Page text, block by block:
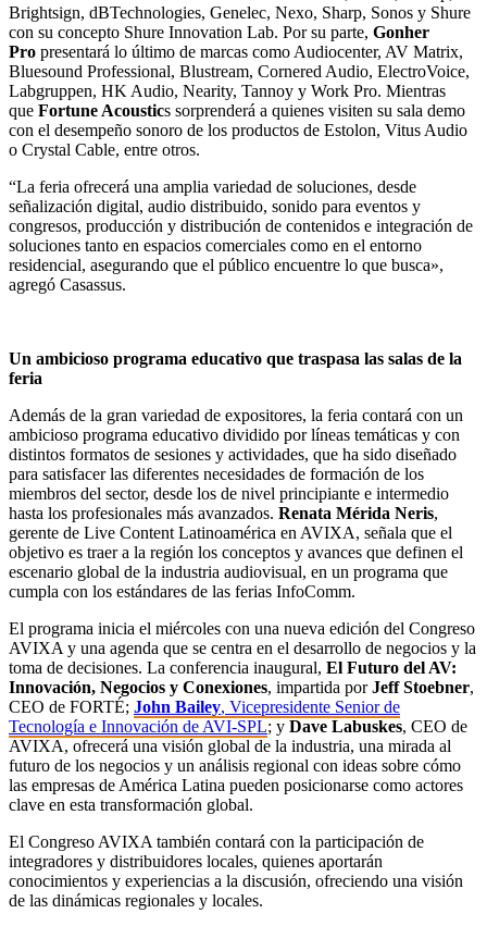
Brightsign, dBTechnologies, Genelec, Nexo, Sharp, Sonos y Shure
con su concepto Shure Innovation Lab. Por su parte, Gonher
Pro presentará lo último de marcas como Audiocenter, AV Matrix,
Bluesound Professional, Blustream, Cornered Audio, ElectroVoice,
Labgruppen, HK Audio, Nearity, Tannoy y Work Pro. Mientras
que Fortune Acoustics sorprenderá a quienes visiten su sala demo
con el desempeño sonoro de los productos de Estolon, Vitus Audio
o Crystal Cable, entre otros.
“La feria ofrecerá una amplia variedad de soluciones, desde
señalización digital, audio distribuido, sonido para eventos y
congresos, producción y distribución de contenidos e integración de
soluciones tanto en espacios comerciales como en el entorno
residencial, asegurando que el público encuentre lo que busca»,
agregó Casassus.
Un ambicioso programa educativo que traspasa las salas de la
feria
Además de la gran variedad de expositores, la feria contará con un
ambicioso programa educativo dividido por líneas temáticas y con
distintos formatos de sesiones y actividades, que ha sido diseñado
para satisfacer las diferentes necesidades de formación de los
miembros del sector, desde los de nivel principiante e intermedio
hasta los profesionales más avanzados. Renata Mérida Neris,
gerente de Live Content Latinoamérica en AVIXA, señala que el
objetivo es traer a la región los conceptos y avances que definen el
escenario global de la industria audiovisual, en un programa que
cumpla con los estándares de las ferias InfoComm.
El programa inicia el miércoles con una nueva edición del Congreso
AVIXA y una agenda que se centra en el desarrollo de negocios y la
toma de decisiones. La conferencia inaugural, El Futuro del AV:
Innovación, Negocios y Conexiones, impartida porJeff Stoebner,
CEO de FORTÉ; John Bailey, Vicepresidente Senior de
Tecnología e Innovación de AVI-SPL; y Dave Labuskes, CEO de
AVIXA, ofrecerá una visión global de la industria, una mirada al
futuro de los negocios y un análisis regional con ideas sobre cómo
las empresas de América Latina pueden posicionarse como actores
clave en esta transformación global.
El Congreso AVIXA también contará con la participación de
integradores y distribuidores locales, quienes aportarán
conocimientos y experiencias a la discusión, ofreciendo una visión
de las dinámicas regionales y locales.